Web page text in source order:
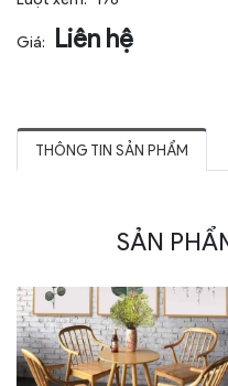
Giá: Liên hệ
THÔNG TIN SẢN PHẨM
SẢN